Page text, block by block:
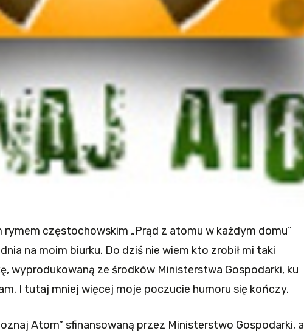
częstochowskim „Prąd z atomu w każdym domu”
na moim biurku. Do dziś nie wiem kto zrobił mi taki
wyprodukowaną ze środków Ministerstwa Gospodarki, ku
I tutaj mniej więcej moje poczucie humoru się kończy.
Atom” sfinansowaną przez Ministerstwo Gospodarki, a